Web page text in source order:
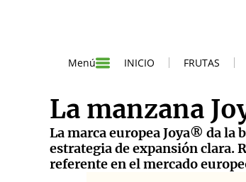
Menú INICIO FRUTAS
La manzana
La marca europea Joya® da la
estrategia de expansión clara.
referente en el mercado